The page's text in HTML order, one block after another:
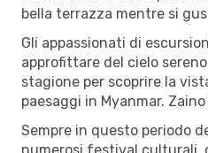
bella terrazza mentre si
Gli appassionati di
approfittare del cielo
stagione per scoprire la
paesaggi in Myanmar.
Sempre in questo periodo